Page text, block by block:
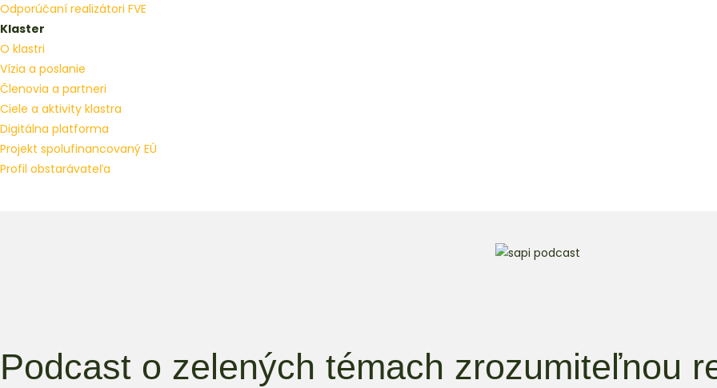
Odporúčaní realizátori FVE
Klaster
O klastri
Vízia a poslanie
Členovia a partneri
Ciele a aktivity klastra
Digitálna platforma
Projekt spolufinancovaný EÚ
Profil obstarávateľa
Podcast o zelených témach zrozumiteľnou